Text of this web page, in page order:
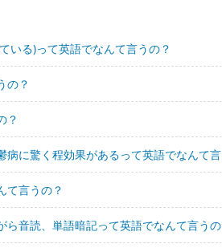
る)って英語でなんて言うの？
の？
？
病に驚く程効果があるって英語でなんて
て言うの？
ら音読、単語暗記って英語でなんて言うの